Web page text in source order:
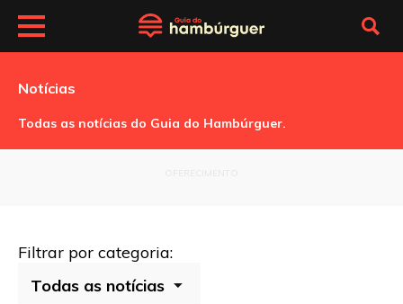
Notícias
Todas as notícias do Guia do Hambúrguer.
Filtrar por categoria: